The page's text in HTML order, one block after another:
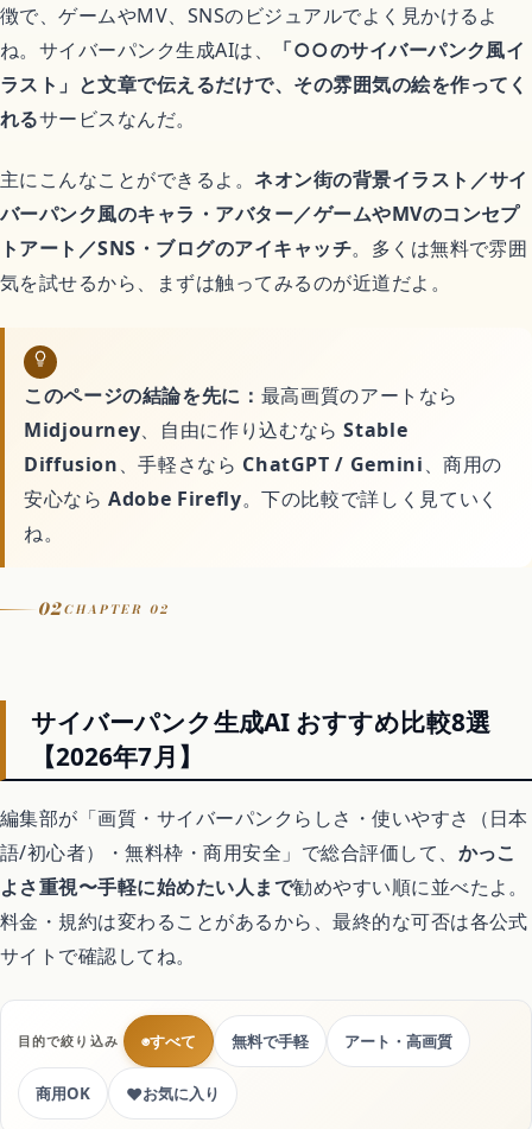
歴代アニメランキング
アニメ映画
異世界転生アニメ
恋愛アニメ
完結済みアニメ
どんでん返しアニメ
不用品回収
ハウスクリーニング
害虫・害獣駆除
徴で、ゲームやMV、SNSのビジュアルでよく見かけるよ
ね。サイバーパンク生成AIは、
「○○のサイバーパンク風イ
ラスト」と文章で伝えるだけで、その雰囲気の絵を作ってく
れるサービスなんだ。
主にこんなことができるよ。ネオン街の背景イラスト／サイ
バーパンク風のキャラ・アバター／ゲームやMVのコンセプ
トアート／SNS・ブログのアイキャッチ。多くは無料で雰囲
気を試せるから、まずは触ってみるのが近道だよ。
このページの結論を先に： 最高画質のアートなら
Midjourney、自由に作り込むならStable
Diffusion、手軽さなら ChatGPT / Gemini、商用の
安心ならAdobe Firefly。下の比較で詳しく見ていく
ね。
02CHAPTER 02
サイバーパンク生成AI おすすめ比較8選
【2026年7月】
編集部が「画質・サイバーパンクらしさ・使いやすさ（日本
語/初心者）・無料枠・商用安全」で総合評価して、 かっこ
よさ重視〜手軽に始めたい人まで勧めやすい順に並べたよ。
料金・規約は変わることがあるから、最終的な可否は各公式
サイトで確認してね。
目的で絞り込み ◉すべて 無料で手軽 アート・高画質
商用OK ♥お気に入り